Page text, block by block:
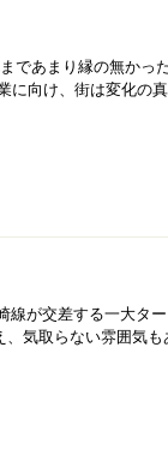
であまり縁の無かっ
に向け、街は変化の
線が交差する一大タ
気取らない雰囲気も